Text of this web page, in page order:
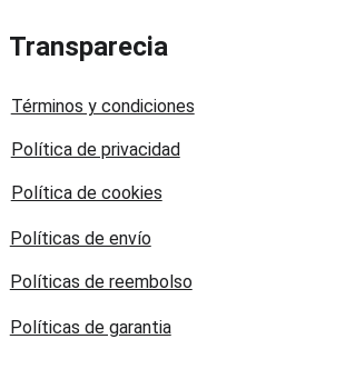
Transparecia
Política de privacidad
Políticas de envío
Política de cookies
Políticas de reembolso
Términos y condiciones
Políticas de garantia